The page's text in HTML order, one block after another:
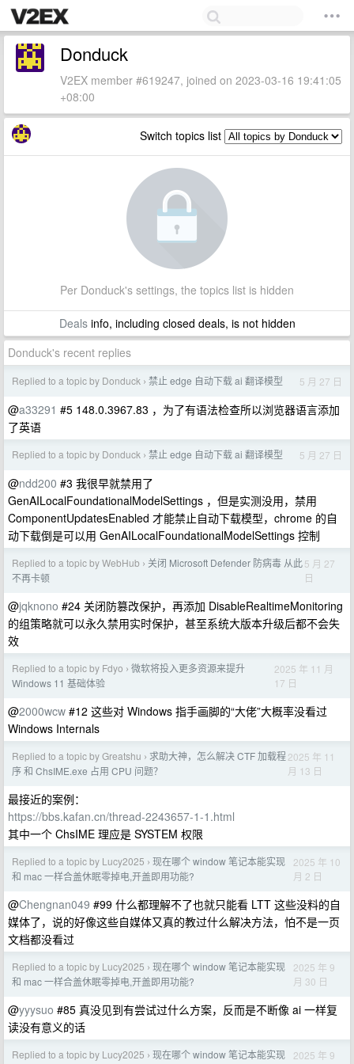
Donduck
V2EX member #619247, joined on 2023-03-16 19:41:05
+08:00
Switch topics list
Per Donduck's settings, the topics list is hidden
Dealsinfo, including closed deals, is not hidden
Donduck's recent replies
Replied to a topic by Donduck › 禁止 edge 自动下载 ai 翻译模型 5 月 27 日
@a33291 #5 148.0.3967.83 ，为了有语法检查所以浏览器语言添加
了英语
Replied to a topic by Donduck › 禁止 edge 自动下载 ai 翻译模型 5 月 27 日
@ndd200 #3 我很早就禁用了
GenAILocalFoundationalModelSettings ，但是实测没用，禁用
ComponentUpdatesEnabled 才能禁止自动下载模型，chrome 的自
动下载倒是可以用 GenAILocalFoundationalModelSettings 控制
Replied to a topic by WebHub › 关闭 Microsoft Defender 防病毒 从此
不再卡顿
5 月 27
日
@jqknono #24 关闭防篡改保护，再添加 DisableRealtimeMonitoring
的组策略就可以永久禁用实时保护，甚至系统大版本升级后都不会失
效
Replied to a topic by Fdyo › 微软将投入更多资源来提升
Windows 11 基础体验
2025 年 11 月
17 日
@2000wcw #12 这些对 Windows 指手画脚的“大佬”大概率没看过
Windows Internals
Replied to a topic by Greatshu › 求助大神，怎么解决 CTF 加载程
序 和 ChsIME.exe 占用 CPU 问题？
2025 年 11
月 13 日
最接近的案例：
https://bbs.kafan.cn/thread-2243657-1-1.html
其中一个 ChsIME 理应是 SYSTEM 权限
Replied to a topic by Lucy2025 › 现在哪个 window 笔记本能实现
和 mac 一样合盖休眠零掉电,开盖即用功能?
2025 年 10
月 2 日
@Chengnan049 #99 什么都理解不了也就只能看 LTT 这些没料的自
媒体了，说的好像这些自媒体又真的教过什么解决方法，怕不是一页
文档都没看过
Replied to a topic by Lucy2025 › 现在哪个 window 笔记本能实现
和 mac 一样合盖休眠零掉电,开盖即用功能?
2025 年 9
月 30 日
@yyysuo #85 真没见到有尝试过什么方案，反而是不断像 ai 一样复
读没有意义的话
Replied to a topic by Lucy2025 › 现在哪个 window 笔记本能实现
2025 年 9